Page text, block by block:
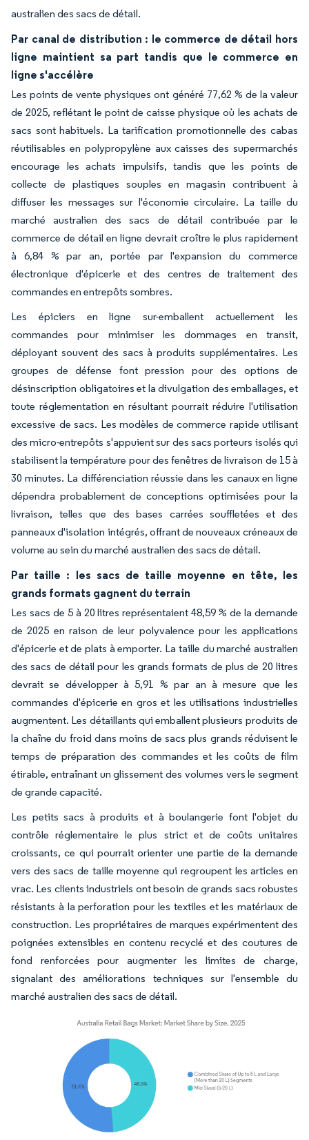
australien des sacs de détail.
Par canal de distribution : le commerce de détail hors
ligne maintient sa part tandis que le commerce en
ligne s'accélère
Les points de vente physiques ont généré 77,62 % de la valeur
de 2025, reflétant le point de caisse physique où les achats de
sacs sont habituels. La tarification promotionnelle des cabas
réutilisables en polypropylène aux caisses des supermarchés
encourage les achats impulsifs, tandis que les points de
collecte de plastiques souples en magasin contribuent à
diffuser les messages sur l'économie circulaire. La taille du
marché australien des sacs de détail contribuée par le
commerce de détail en ligne devrait croître le plus rapidement
à 6,84 % par an, portée par l'expansion du commerce
électronique d'épicerie et des centres de traitement des
commandes en entrepôts sombres.
Les épiciers en ligne sur-emballent actuellement les
commandes pour minimiser les dommages en transit,
déployant souvent des sacs à produits supplémentaires. Les
groupes de défense font pression pour des options de
désinscription obligatoires et la divulgation des emballages, et
toute réglementation en résultant pourrait réduire l'utilisation
excessive de sacs. Les modèles de commerce rapide utilisant
des micro-entrepôts s'appuient sur des sacs porteurs isolés qui
stabilisent la température pour des fenêtres de livraison de 15 à
30 minutes. La différenciation réussie dans les canaux en ligne
dépendra probablement de conceptions optimisées pour la
livraison, telles que des bases carrées souffletées et des
panneaux d'isolation intégrés, offrant de nouveaux créneaux de
volume au sein du marché australien des sacs de détail.
Par taille : les sacs de taille moyenne en tête, les
grands formats gagnent du terrain
Les sacs de 5 à 20 litres représentaient 48,59 % de la demande
de 2025 en raison de leur polyvalence pour les applications
d'épicerie et de plats à emporter. La taille du marché australien
des sacs de détail pour les grands formats de plus de 20 litres
devrait se développer à 5,91 % par an à mesure que les
commandes d'épicerie en gros et les utilisations industrielles
augmentent. Les détaillants qui emballent plusieurs produits de
la chaîne du froid dans moins de sacs plus grands réduisent le
temps de préparation des commandes et les coûts de film
étirable, entraînant un glissement des volumes vers le segment
de grande capacité.
Les petits sacs à produits et à boulangerie font l'objet du
contrôle réglementaire le plus strict et de coûts unitaires
croissants, ce qui pourrait orienter une partie de la demande
vers des sacs de taille moyenne qui regroupent les articles en
vrac. Les clients industriels ont besoin de grands sacs robustes
résistants à la perforation pour les textiles et les matériaux de
construction. Les propriétaires de marques expérimentent des
poignées extensibles en contenu recyclé et des coutures de
fond renforcées pour augmenter les limites de charge,
signalant des améliorations techniques sur l'ensemble du
marché australien des sacs de détail.